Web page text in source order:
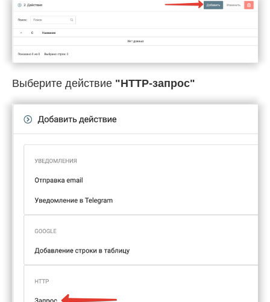
Выберите действие "HTTP-запрос"